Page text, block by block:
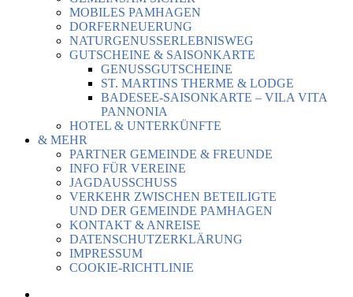
MOBILES PAMHAGEN
DORFERNEUERUNG
NATURGENUSSERLEBNISWEG
GUTSCHEINE & SAISONKARTE
GENUSSGUTSCHEINE
ST. MARTINS THERME & LODGE
BADESEE-SAISONKARTE – VILA VITA
PANNONIA
HOTEL & UNTERKÜNFTE
& MEHR
PARTNER GEMEINDE & FREUNDE
INFO FÜR VEREINE
JAGDAUSSCHUSS
VERKEHR ZWISCHEN BETEILIGTE
UND DER GEMEINDE PAMHAGEN
KONTAKT & ANREISE
DATENSCHUTZERKLÄRUNG
IMPRESSUM
COOKIE-RICHTLINIE